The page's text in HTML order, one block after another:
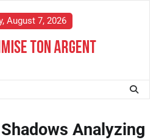
August 7, 2026
Analyzing